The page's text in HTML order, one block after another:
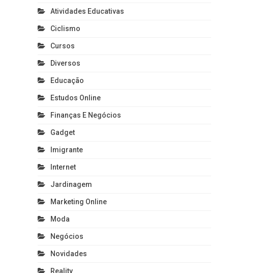
Atividades Educativas
Ciclismo
Cursos
Diversos
Educação
Estudos Online
Finanças E Negócios
Gadget
Imigrante
Internet
Jardinagem
Marketing Online
Moda
Negócios
Novidades
Reality